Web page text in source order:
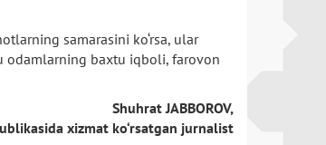
samarasini ko‘rsa, ular
odamlarning baxtu iqboli, farovon
Shuhrat JABBOROV,
xizmat ko‘rsatgan jurnalist